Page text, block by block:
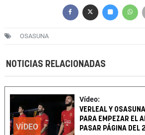
OSASUNA
NOTICIAS RELACIONADAS
VÍDEO
Vídeo:
VERLEAL Y
PARA EMPEZAR EL
PASAR PÁGINA DEL